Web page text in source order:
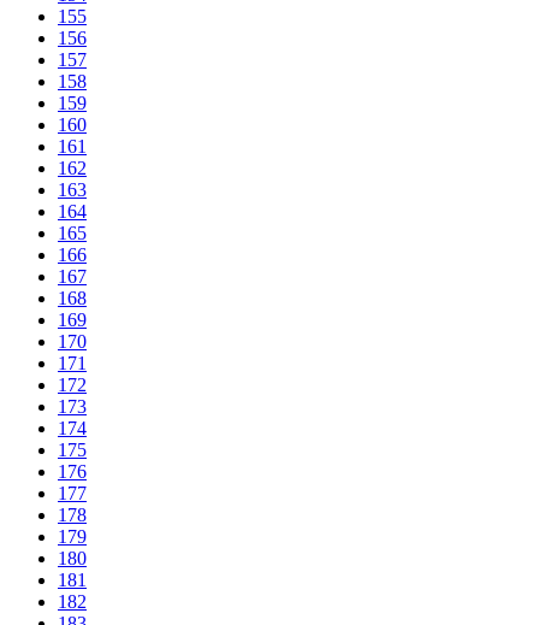
155
156
157
158
159
160
161
162
163
164
165
166
167
168
169
170
171
172
173
174
175
176
177
178
179
180
181
182